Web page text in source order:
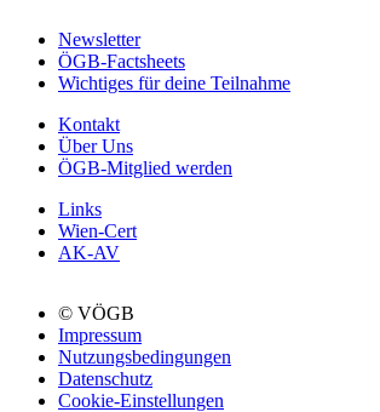
Newsletter
ÖGB-Factsheets
Wichtiges für deine Teilnahme
Kontakt
Über Uns
ÖGB-Mitglied werden
Links
Wien-Cert
AK-AV
© VÖGB
Impressum
Nutzungsbedingungen
Datenschutz
Cookie-Einstellungen